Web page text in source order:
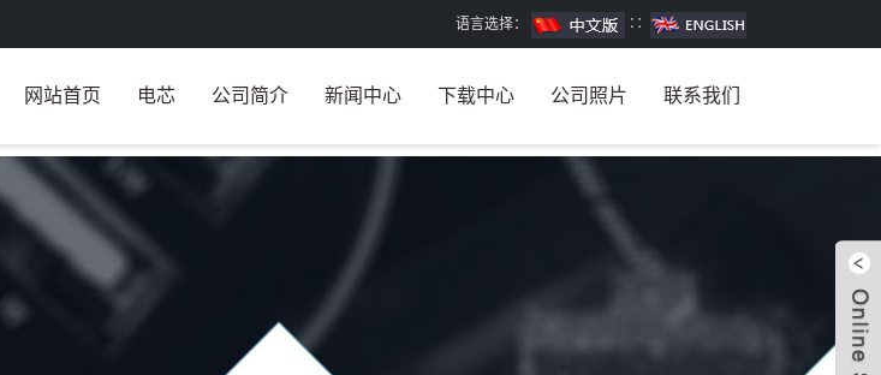
语言选择： ∷
网站首页 电芯 公司简介 新闻中心 下载中心 公司照片 联系我们